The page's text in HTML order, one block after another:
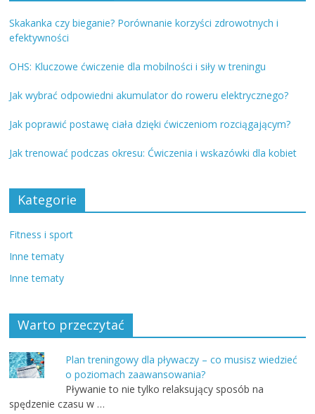
Skakanka czy bieganie? Porównanie korzyści zdrowotnych i
efektywności
OHS: Kluczowe ćwiczenie dla mobilności i siły w treningu
Jak wybrać odpowiedni akumulator do roweru elektrycznego?
Jak poprawić postawę ciała dzięki ćwiczeniom rozciągającym?
Jak trenować podczas okresu: Ćwiczenia i wskazówki dla kobiet
Kategorie
Fitness i sport
Inne tematy
Inne tematy
Warto przeczytać
Plan treningowy dla pływaczy – co musisz wiedzieć
o poziomach zaawansowania?
Pływanie to nie tylko relaksujący sposób na
spędzenie czasu w …